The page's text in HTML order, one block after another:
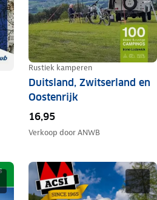
Rustiek kamperen
Duitsland, Zwitserland en
Oostenrijk
16,95
Verkoop doorANWB